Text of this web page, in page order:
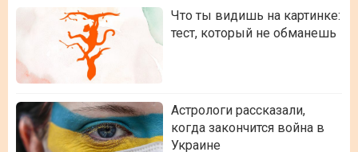
Что ты видишь на картинке:
тест, который не обманешь
Астрологи рассказали,
когда закончится война в
Украине